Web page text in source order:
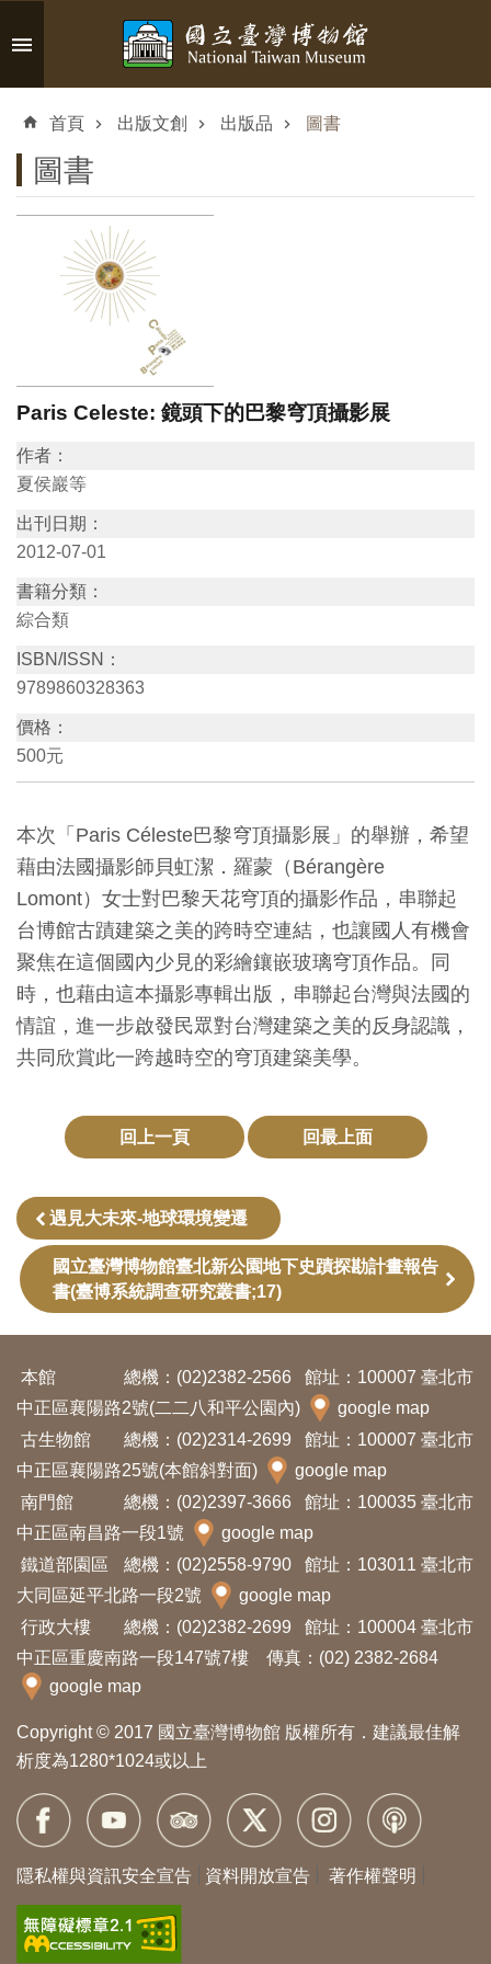
跳到主要內容區塊
搜
參
觀
資
訊
展
覽
資
訊
教
育
動
出
版
文
創
典
便
民
服
政
公
開
資
訊
隱
私
權
安
全
宣
告
首頁 出版文創 出版品 圖書
圖書
Paris Celeste: 鏡頭下的巴黎穹頂攝影展
作者：
夏侯巖等
出刊日期：
2012-07-01
書籍分類：
綜合類
ISBN/ISSN：
9789860328363
價格：
500元
本次「Paris Céleste巴黎穹頂攝影展」的舉辦，希望
藉由法國攝影師貝虹潔．羅蒙（Bérangère
Lomont）女士對巴黎天花穹頂的攝影作品，串聯起
台博館古蹟建築之美的跨時空連結，也讓國人有機會
聚焦在這個國內少見的彩繪鑲嵌玻璃穹頂作品。同
時，也藉由這本攝影專輯出版，串聯起台灣與法國的
情誼，進一步啟發民眾對台灣建築之美的反身認識，
共同欣賞此一跨越時空的穹頂建築美學。
回上一頁 回最上面
遇見大未來-地球環境變遷
國立臺灣博物館臺北新公園地下史蹟探勘計畫報告
書(臺博系統調查研究叢書;17)
本館 總機：(02)2382-2566
館址：100007 臺北市
中正區襄陽路2號(二二八和平公園內)
google map
古生物館
總機：(02)2314-2699
館址：100007 臺北市
中正區襄陽路25號(本館斜對面)
google map
南門館
總機：(02)2397-3666
館址：100035 臺北市
中正區南昌路一段1號
google map
鐵道部園區
總機：(02)2558-9790
館址：103011 臺北市
大同區延平北路一段2號
google map
行政大樓
總機：(02)2382-2699
館址：100004 臺北市
中正區重慶南路一段147號7樓 傳真：(02) 2382-2684
google map
Copyright © 2017 國立臺灣博物館 版權所有．建議最佳解
析度為1280*1024或以上
隱私權與資訊安全宣告 資料開放宣告 著作權聲明